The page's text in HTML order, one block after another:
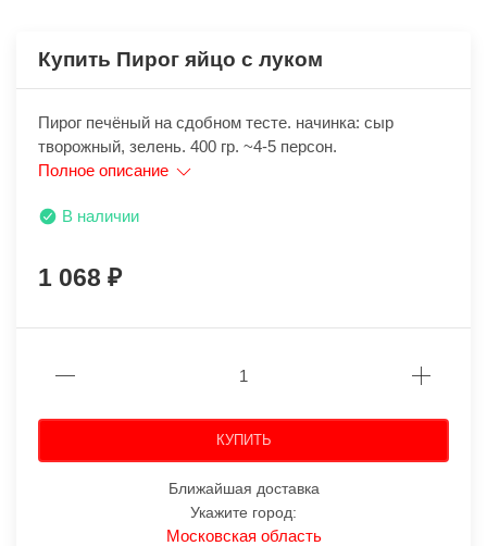
Купить Пирог яйцо с луком
Пирог печёный на сдобном тесте. начинка: сыр
творожный, зелень. 400 гр. ~4-5 персон.
Полное описание
В наличии
1 068
КУПИТЬ
Ближайшая доставка
Укажите город:
Московская область